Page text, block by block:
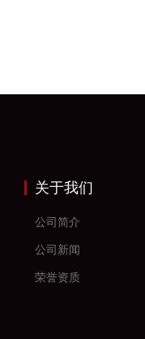
关于我们
公司简介
公司新闻
荣誉资质